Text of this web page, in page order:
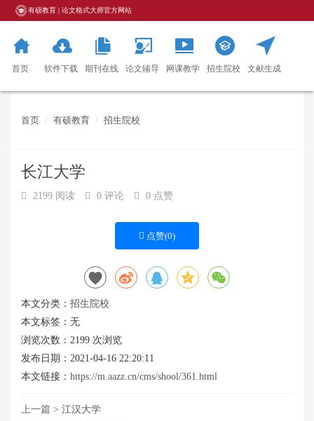
有硕教育 | 论文格式大师官方网站
首页 软件下载 期刊在线 论文辅导 网课教学 招生院校
文献生成
首页 有硕教育 招生院校
长江大学
2199 阅读 0 评论 0 点赞
点赞(0)
本文分类： 招生院校
本文标签：无
浏览次数： 2199 次浏览
发布日期：2021-04-16 22:20:11
本文链接： https://m.aazz.cn/cms/shool/361.html
上一篇 > 江汉大学